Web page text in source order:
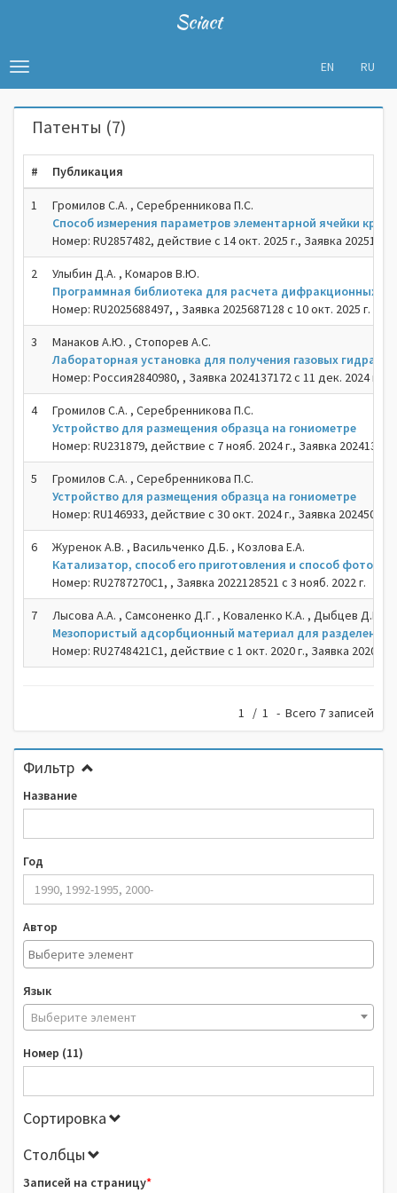
Sciact
Toggle
navigation
EN RU
Патенты (7)
# Публикация
1
Громилов С.А. , Серебренникова П.С.
Способ измерения параметров элементарной ячейки
Номер: RU2857482, действие с 14 окт. 2025 г., Заявка
2
Улыбин Д.А. , Комаров В.Ю.
Программная библиотека для расчета дифракционных
Номер: RU2025688497, , Заявка 2025687128 с 10 окт. 2025 г.
3
Манаков А.Ю. , Стопорев А.С.
Лабораторная установка для получения газовых
Номер: Россия2840980, , Заявка 2024137172 с 11 дек. 2024 г.
4
Громилов С.А. , Серебренникова П.С.
Устройство для размещения образца на гониометре
Номер: RU231879, действие с 7 нояб. 2024 г., Заявка
5
Громилов С.А. , Серебренникова П.С.
Устройство для размещения образца на гониометре
Номер: RU146933, действие с 30 окт. 2024 г., Заявка
6
Журенок А.В. , Васильченко Д.Б. , Козлова Е.А.
Катализатор, способ его приготовления и способ
Номер: RU2787270C1, , Заявка 2022128521 с 3 нояб. 2022 г.
7
Лысова А.А. , Самсоненко Д.Г. , Коваленко К.А. , Дыбцев Д.Н. ,
Мезопористый адсорбционный материал для
Номер: RU2748421C1, действие с 1 окт. 2020 г., Заявка
1 / 1 - Всего 7 записей
Фильтр
Название
Год
Автор
Язык
Выберите элемент
Номер (11)
Сортировка
Столбцы
Записей на страницу